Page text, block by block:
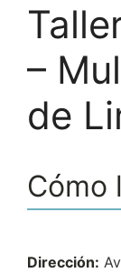
–
de
Cómo
Dirección: